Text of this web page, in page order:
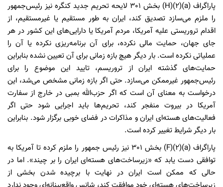
پاراگراف (a)(2)(H) بخش 301 لایحه تحریم جدید کنگره نیز رئیس‌جمهور
را ملزم می‌سازد تصدیق کند، ایران به طور مستقیم یا غیرمستقیم، از
اقدام تروریستی علیه آمریکا، مردم آمریکا یا دارایی‌های این کشور در هر
جای جهان، حمایت مالی نکرده، برای آن برنامه‌ریزی نکرده یا آن را
عملیاتی نکرده است. بار دیگر هیچ بازه زمانی برای آن تعیین نشده بنابراین
حمایت‌های گذشته ایران از تروریسم، تایید این موضوع را برای
رئیس‌جمهور غیرممکن می‌سازد. حتی اگر بازه زمانی مشخص می‌شد، این
درخواست به معنای آن است که اگر حزب‌الله بمبی در خارج از سفارت
آمریکا در بیروت منفجر کند، تحریم‌ها باید اجرایی شود حتی اگر
فعالیت‌های هسته‌ای ایران و مذاکرات در فضای خوبی برگزار شود. بنابراین
بار دیگر شرایط تغییر کرده است.
پاراگراف (a)(2)(F) بخش 301 نیز رئیس جمهور را ملزم کرده تا آمریکا به
توافقی دست یابد که «زیرساخت‌های هسته‌ای ایران را بر چیند». اما در
حالی که ممکن است ایران در نهایت با برچیده شدن بخشی از